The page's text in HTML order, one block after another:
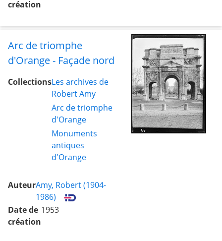
création
Arc de triomphe
d'Orange - Façade nord
CollectionsLes archives de
Robert Amy
Arc de triomphe
d'Orange
Monuments
antiques
d'Orange
AuteurAmy, Robert (1904-
1986)
Date de
création
1953